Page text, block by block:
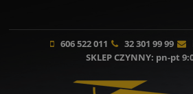
606 522 011 32 301 99 99
SKLEP CZYNNY: pn-pt